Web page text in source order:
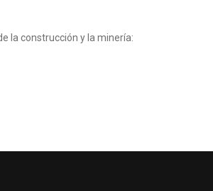
la construcción y la minería: